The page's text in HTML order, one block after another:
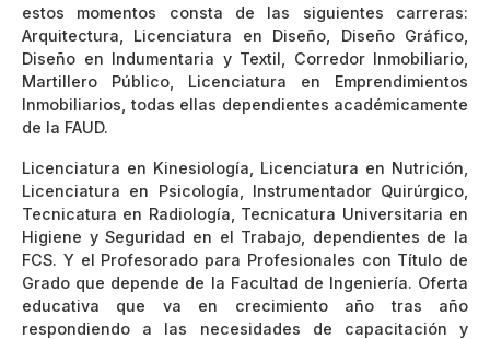
estos momentos consta de las siguientes carreras:
Arquitectura, Licenciatura en Diseño, Diseño Gráfico,
Diseño en Indumentaria y Textil, Corredor Inmobiliario,
Martillero Público, Licenciatura en Emprendimientos
Inmobiliarios, todas ellas dependientes académicamente
de la FAUD.
Licenciatura en Kinesiología, Licenciatura en Nutrición,
Licenciatura en Psicología, Instrumentador Quirúrgico,
Tecnicatura en Radiología, Tecnicatura Universitaria en
Higiene y Seguridad en el Trabajo, dependientes de la
FCS. Y el Profesorado para Profesionales con Título de
Grado que depende de la Facultad de Ingeniería. Oferta
educativa que va en crecimiento año tras año
respondiendo a las necesidades de capacitación y